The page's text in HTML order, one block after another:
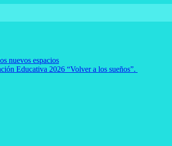
nuevos espacios
Educativa 2026 “Volver a los sueños”.